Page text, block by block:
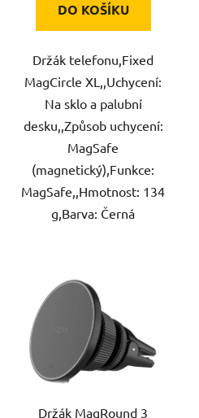
DO KOŠÍKU
Držák telefonu,Fixed
MagCircle XL,,Uchycení:
Na sklo a palubní
desku,,Způsob uchycení:
MagSafe
(magnetický),Funkce:
MagSafe,,Hmotnost: 134
g,Barva: Černá
Držák MagRound 3